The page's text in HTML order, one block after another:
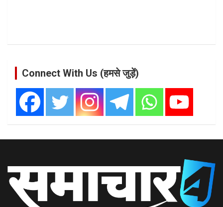
Connect With Us (हमसे जुड़ें)